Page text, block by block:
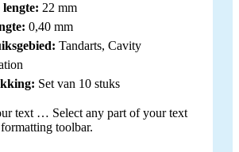
22 mm
0,40 mm
Tandarts, Cavity
Set van 10 stuks
text … Select any part of your text
toolbar.